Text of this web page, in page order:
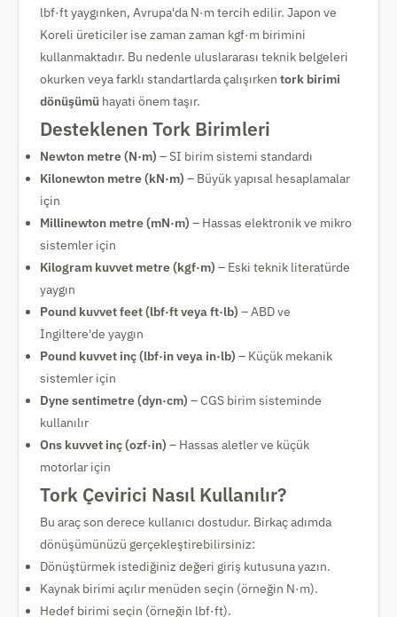
lbf·ft yaygınken, Avrupa'da N·m tercih edilir. Japon ve
Koreli üreticiler ise zaman zaman kgf·m birimini
kullanmaktadır. Bu nedenle uluslararası teknik belgeleri
okurken veya farklı standartlarda çalışırken tork birimi
dönüşümü hayati önem taşır.
Desteklenen Tork Birimleri
Newton metre (N·m) – SI birim sistemi standardı
Kilonewton metre (kN·m) – Büyük yapısal hesaplamalar
için
Millinewton metre (mN·m) – Hassas elektronik ve mikro
sistemler için
Kilogram kuvvet metre (kgf·m) – Eski teknik literatürde
yaygın
Pound kuvvet feet (lbf·ft veya ft·lb) – ABD ve
İngiltere'de yaygın
Pound kuvvet inç (lbf·in veya in·lb) – Küçük mekanik
sistemler için
Dyne sentimetre (dyn·cm) – CGS birim sisteminde
kullanılır
Ons kuvvet inç (ozf·in) – Hassas aletler ve küçük
motorlar için
Tork Çevirici Nasıl Kullanılır?
Bu araç son derece kullanıcı dostudur. Birkaç adımda
dönüşümünüzü gerçekleştirebilirsiniz:
Dönüştürmek istediğiniz değeri giriş kutusuna yazın.
Kaynak birimi açılır menüden seçin (örneğin N·m).
Hedef birimi seçin (örneğin lbf·ft).